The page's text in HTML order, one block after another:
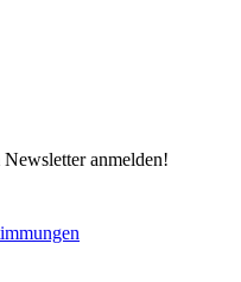
Newsletter anmelden!